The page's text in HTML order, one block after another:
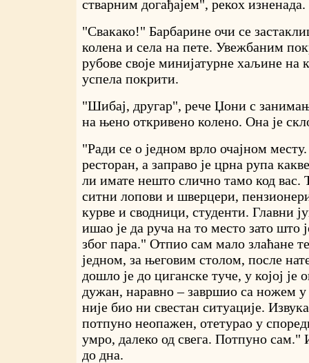
стварним догађајем", рекох изненада.
"Свакако!" Барбарине очи се
колена и села на пете. Увежбаним
рубове своје минијатурне хаљине на
успела покрити.
"Шибај, другар", рече Џони с
на њено откривено колено. Она је
"Ради се о једном врло очајном
ресторан, а заправо је црна рупа
ли имате нешто слично тамо код вас.
ситни лопови и шверцери,
курве и сводници, студенти. Главни
ишао је да руча на то место зато што
због пара." Отпио сам мало злаћане
једном, за његовим столом, после
дошло је до циганске туче, у којој је
дужан, наравно – завршио са ножем
није био ни свестан ситуације.
потпуно неопажен, отетурао у
умро, далеко од свега. Потпуно
до дна.